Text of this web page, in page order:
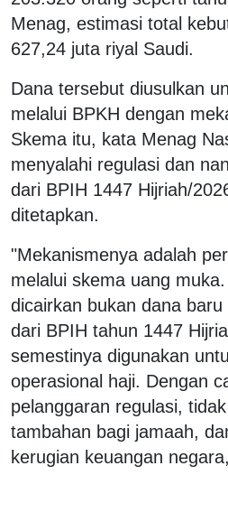
Menag, estimasi total
627,24 juta riyal Saudi.
Dana tersebut diusulkan
melalui BPKH dengan
Skema itu, kata Menag
menyalahi regulasi dan
dari BPIH 1447 Hijriah/
ditetapkan.
"Mekanismenya adalah
melalui skema uang
dicairkan bukan dana
dari BPIH tahun 1447
semestinya digunakan
operasional haji. Dengan
pelanggaran regulasi,
tambahan bagi jamaah,
kerugian keuangan